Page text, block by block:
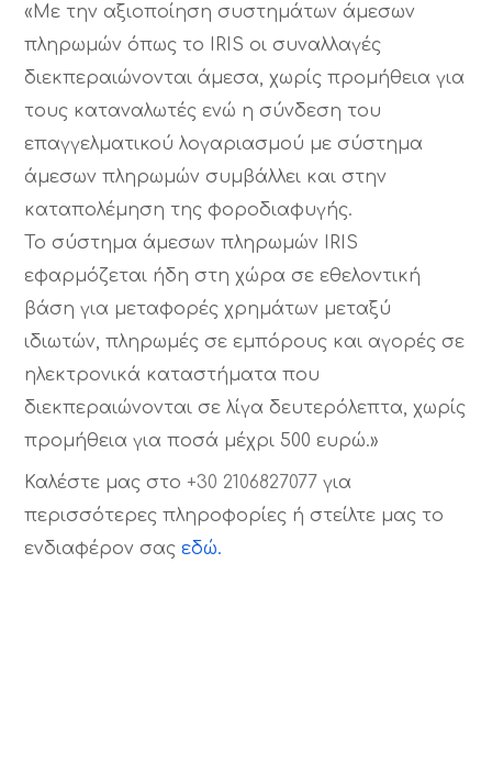
«Με την αξιοποίηση συστημάτων άμεσων
πληρωμών όπως το IRIS οι συναλλαγές
διεκπεραιώνονται άμεσα, χωρίς προμήθεια για
τους καταναλωτές ενώ η σύνδεση του
επαγγελματικού λογαριασμού με σύστημα
άμεσων πληρωμών συμβάλλει και στην
καταπολέμηση της φοροδιαφυγής.
Το σύστημα άμεσων πληρωμών IRIS
εφαρμόζεται ήδη στη χώρα σε εθελοντική
βάση για μεταφορές χρημάτων μεταξύ
ιδιωτών, πληρωμές σε εμπόρους και αγορές σε
ηλεκτρονικά καταστήματα που
διεκπεραιώνονται σε λίγα δευτερόλεπτα, χωρίς
προμήθεια για ποσά μέχρι 500 ευρώ.»
Καλέστε μας στο+30 2106827077 για
περισσότερες πληροφορίες ή στείλτε μας το
ενδιαφέρον σαςεδώ.